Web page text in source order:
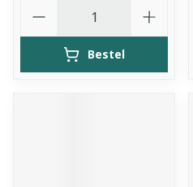
Bestel